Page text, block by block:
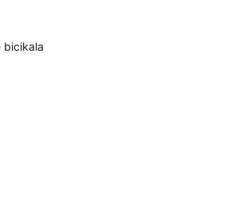
bicikala